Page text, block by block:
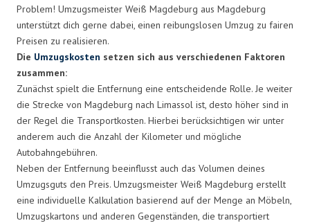
Problem! Umzugsmeister Weiß Magdeburg aus Magdeburg
unterstützt dich gerne dabei, einen reibungslosen Umzug zu fairen
Preisen zu realisieren.
Die Umzugskosten setzen sich aus verschiedenen Faktoren
zusammen:
Zunächst spielt die Entfernung eine entscheidende Rolle. Je weiter
die Strecke von Magdeburg nach Limassol ist, desto höher sind in
der Regel die Transportkosten. Hierbei berücksichtigen wir unter
anderem auch die Anzahl der Kilometer und mögliche
Autobahngebühren.
Neben der Entfernung beeinflusst auch das Volumen deines
Umzugsguts den Preis. Umzugsmeister Weiß Magdeburg erstellt
eine individuelle Kalkulation basierend auf der Menge an Möbeln,
Umzugskartons und anderen Gegenständen, die transportiert